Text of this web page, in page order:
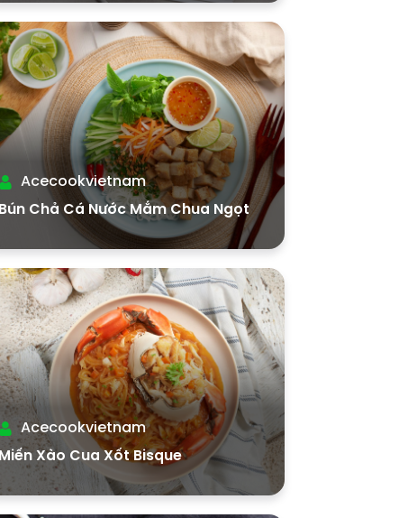
Acecookvietnam
Bún Chả Cá Nước Mắm Chua Ngọt
Acecookvietnam
Miến Xào Cua Xốt Bisque